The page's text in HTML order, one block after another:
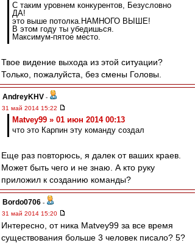
С таким уровнем конкурентов, Безусловно
ДА!
это выше потолка.НАМНОГО ВЫШЕ!
В этом году ты убедишься.
Максимум-пятое место.
Твое видение выхода из этой ситуации?
Только, пожалуйста, без смены Головы.
AndreyKHV -
31 май 2014 15:22
Matvey99 » 01 июн 2014 00:13
что это Карпин эту команду создал
Еще раз повторюсь, я далек от ваших краев.
Может быть чего и не знаю. А кто руку
приложил к созданию команды?
Bordo0706 -
31 май 2014 15:20
Интересно, от ника Matvey99 за все время
существования больше 3 человек писало? 5?